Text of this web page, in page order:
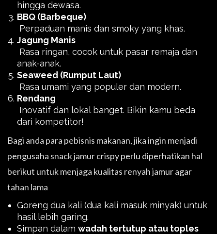
hingga dewasa.
BBQ (Barbeque)
Perpaduan manis dan smoky yang khas.
Jagung Manis
Rasa ringan, cocok untuk pasar remaja dan
anak-anak.
Seaweed (Rumput Laut)
Rasa umami yang populer dan modern.
Rendang
Inovatif dan lokal banget. Bikin kamu beda
dari kompetitor!
Bagi anda para pebisnis makanan, jika ingin menjadi
pengusaha snack jamur crispy perlu diperhatikan hal
berikut untuk menjaga kualitas renyah jamur agar
tahan lama
Goreng dua kali (dua kali masuk minyak) untuk
hasil lebih garing.
Simpan dalam wadah tertutup atau toples